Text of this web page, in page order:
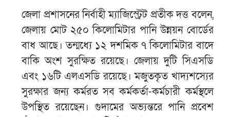
জেলা প্রশাসনের নির্বাহী ম্যাজিস্ট্রেট প্রতীক দত্ত বলেন,
জেলায় মোট ২৫০ কিলোমিটার পানি উন্নয়ন বোর্ডের
বাধ আছে। তন্মধ্যে ১২ দশমিক ৭ কিলোমিটার বাদে
বাকি অংশ সুরক্ষিত রয়েছে। জেলায় দুটি সিএসডি
এবং ১৬টি এলএসডি রয়েছে। মজুতকৃত খাদ্যশস্যের
সুরক্ষার জন্য কর্মরত সব কর্মকর্তা-কর্মচারী কর্মস্থলে
উপস্থিত রয়েছেন। গুদামের অভ্যন্তরে পানি প্রবেশ